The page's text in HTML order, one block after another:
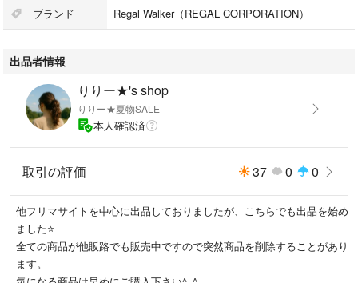
活躍します。
の一足です。
【サイズ】
25cm
【カラー】
ブラウン
【素材】
レザー
【状態】
ブランド Regal Walker（REGAL CORPORATION）
出品者情報
りりー★'s shop
りりー★夏物SALE
本人確認済
取引の評価 37 0 0
他フリマサイトを中心に出品しておりましたが、こちらでも出品を始め
ました⭐
全ての商品が他販路でも販売中ですので突然商品を削除することがあり
ます。